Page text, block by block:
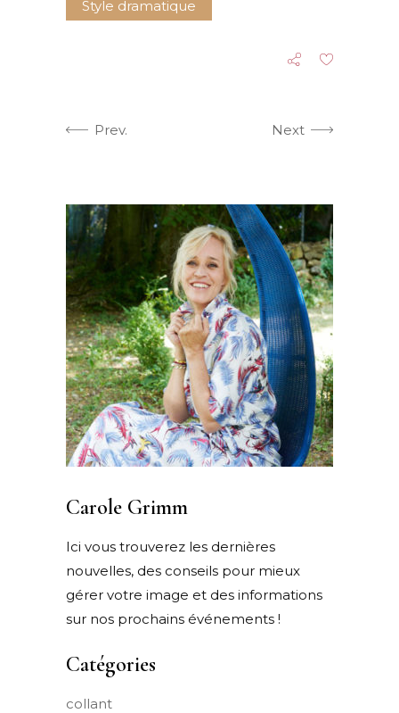
Style dramatique
Prev. Next
Carole Grimm
Ici vous trouverez les dernières
nouvelles, des conseils pour mieux
gérer votre image et des informations
sur nos prochains événements !
Catégories
collant